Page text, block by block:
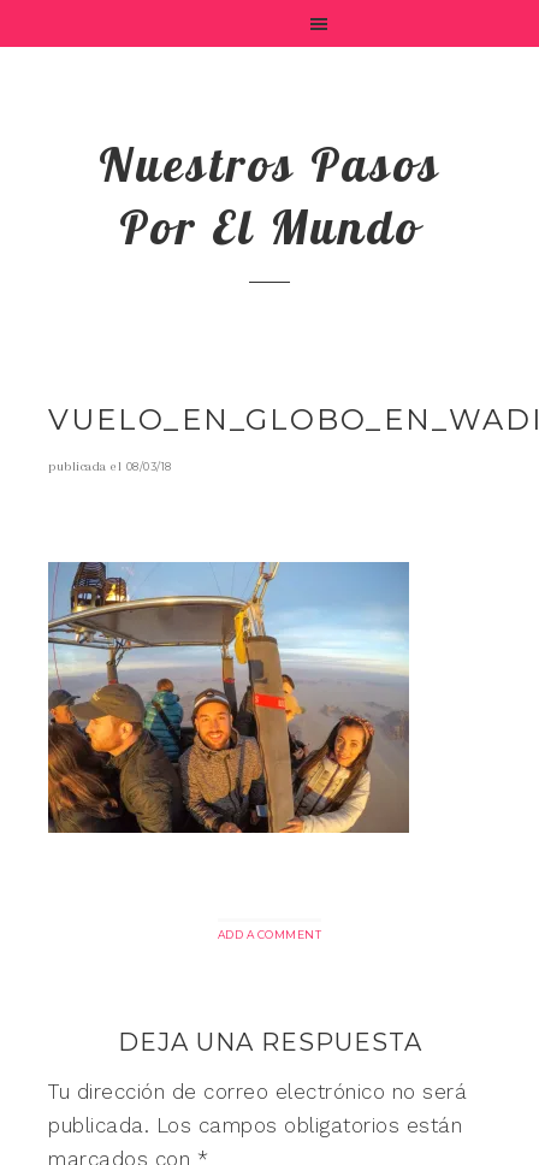
Nuestros Pasos
Por El Mundo
publicada el 08/03/18
ADD A COMMENT
DEJA UNA RESPUESTA
Tu dirección de correo electrónico no será
publicada. Los campos obligatorios están
marcados con *